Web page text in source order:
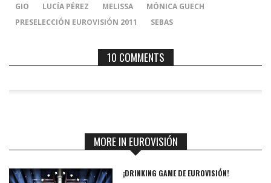
GIO
LUCÍA PÉREZ MELISSA
MÓNICA GUECH
PRESELECCIÓN EUROVISIÓN 2011
SEBAS
10 COMMENTS
MORE IN EUROVISIÓN
¡DRINKING GAME DE EUROVISIÓN!